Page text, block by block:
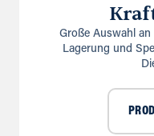
Große Auswahl
Lagerung und